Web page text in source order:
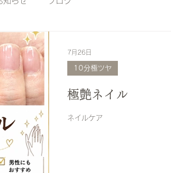
ット）
極艶ネイル
ネイルケア
10分極ツヤ
7月26日